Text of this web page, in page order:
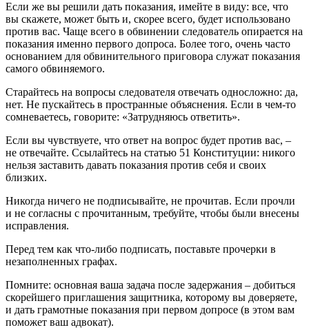
Если же вы решили дать показания, имейте в виду: все, что
вы скажете, может быть и, скорее всего, будет использовано
против вас. Чаще всего в обвинении следователь опирается на
показания именно первого допроса. Более того, очень часто
основанием для обвинительного приговора служат показания
самого обвиняемого.
Старайтесь на вопросы следователя отвечать односложно: да,
нет. Не пускайтесь в пространные объяснения. Если в чем-то
сомневаетесь, говорите: «Затрудняюсь ответить».
Если вы чувствуете, что ответ на вопрос будет против вас, –
не отвечайте. Ссылайтесь на статью 51 Конституции: никого
нельзя заставить давать показания против себя и своих
близких.
Никогда ничего не подписывайте, не прочитав. Если прочли
и не согласны с прочитанным, требуйте, чтобы были внесены
исправления.
Перед тем как что-либо подписать, поставьте прочерки в
незаполненных графах.
Помните: основная ваша задача после задержания – добиться
скорейшего приглашения защитника, которому вы доверяете,
и дать грамотные показания при первом допросе (в этом вам
поможет ваш адвокат).